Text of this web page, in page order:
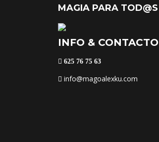
MAGIA PARA TOD@S
INFO & CONTACTO
625 76 75 63
info@magoalexku.com